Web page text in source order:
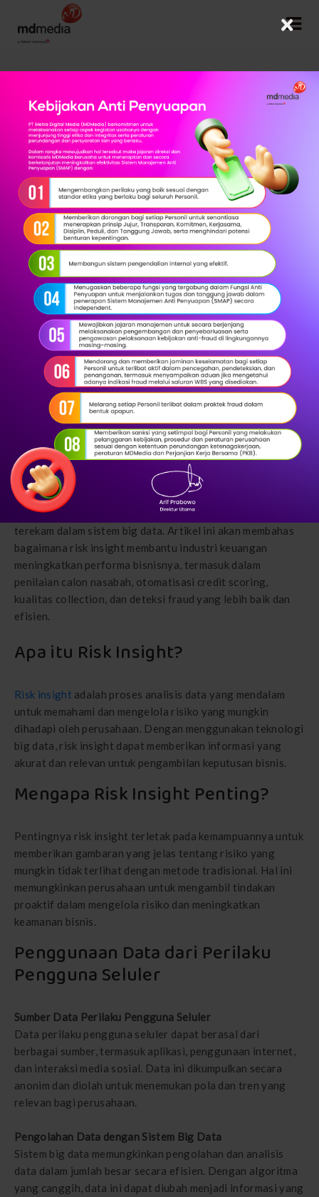
Mengenal Apa Itu
Risk Insight?
31 May 2024 | Artikel
Dalam era digital ini, data telah menjadi aset berharga bagi
berbagai industri, terutama industri keuangan. Salah satu
konsep yang semakin populer adalah risk insight, yang
menggunakan data dari perilaku pengguna seluler yang
terekam dalam sistem big data. Artikel ini akan membahas
bagaimana risk insight membantu industri keuangan
meningkatkan performa bisnisnya, termasuk dalam
penilaian calon nasabah, otomatisasi credit scoring,
kualitas collection, dan deteksi fraud yang lebih baik dan
efisien.
Apa itu Risk Insight?
Risk insight adalah proses analisis data yang mendalam
untuk memahami dan mengelola risiko yang mungkin
dihadapi oleh perusahaan. Dengan menggunakan teknologi
big data, risk insight dapat memberikan informasi yang
akurat dan relevan untuk pengambilan keputusan bisnis.
Mengapa Risk Insight Penting?
Pentingnya risk insight terletak pada kemampuannya untuk
memberikan gambaran yang jelas tentang risiko yang
mungkin tidak terlihat dengan metode tradisional. Hal ini
memungkinkan perusahaan untuk mengambil tindakan
proaktif dalam mengelola risiko dan meningkatkan
keamanan bisnis.
Penggunaan Data dari Perilaku
Pengguna Seluler
Sumber Data Perilaku Pengguna Seluler
Data perilaku pengguna seluler dapat berasal dari
berbagai sumber, termasuk aplikasi, penggunaan internet,
dan interaksi media sosial. Data ini dikumpulkan secara
anonim dan diolah untuk menemukan pola dan tren yang
relevan bagi perusahaan.
Pengolahan Data dengan Sistem Big Data
Sistem big data memungkinkan pengolahan dan analisis
data dalam jumlah besar secara efisien. Dengan algoritma
yang canggih, data ini dapat diubah menjadi informasi yang
×